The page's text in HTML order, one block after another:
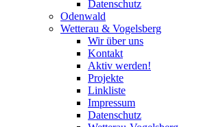
Datenschutz
Odenwald
Wetterau & Vogelsberg
Wir über uns
Kontakt
Aktiv werden!
Projekte
Linkliste
Impressum
Datenschutz